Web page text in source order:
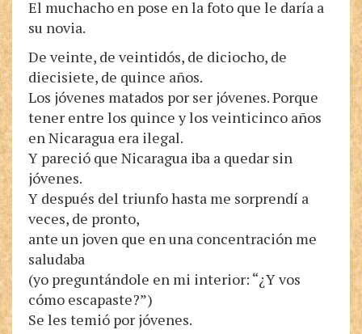
El muchacho en pose en la foto que le daría a
su novia.
De veinte, de veintidós, de diciocho, de
diecisiete, de quince años.
Los jóvenes matados por ser jóvenes. Porque
tener entre los quince y los veinticinco años
en Nicaragua era ilegal.
Y pareció que Nicaragua iba a quedar sin
jóvenes.
Y después del triunfo hasta me sorprendí a
veces, de pronto,
ante un joven que en una concentración me
saludaba
(yo preguntándole en mi interior: “¿Y vos
cómo escapaste?”)
Se les temió por jóvenes.